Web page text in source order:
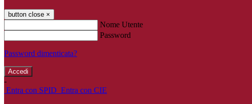
button close ×
Nome Utente
Password
Password dimenticata?
-
Entra con SPID Entra con CIE